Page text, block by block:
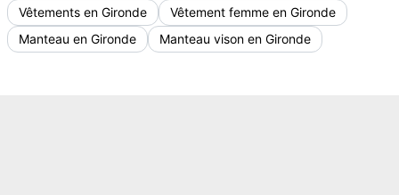
Vêtements en Gironde
Vêtement femme en Gironde
Manteau en Gironde
Manteau vison en Gironde